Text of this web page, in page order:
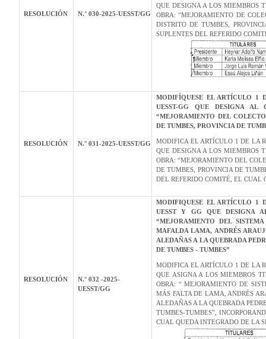
RESOLUCIÓN N.° 030-2025-UESST/GG
QUE DESIGNA A LOS MIEMBROS
OBRA: “MEJORAMIENTO DE
DISTRITO DE TUMBES,
SUPLENTES DEL REFERIDO
RESOLUCIÓN N.° 031-2025-UESST/GG
MODIFÍQUESE EL ARTÍCULO 1
UESST-GG QUE DESIGNA
“MEJORAMIENTO DEL
DE TUMBES, PROVINCIA DE
MODIFICA EL ARTÍCULO 1 DE LA
QUE DESIGNA A LOS MIEMBROS
OBRA: “MEJORAMIENTO DEL
DE TUMBES, PROVINCIA DE
DEL REFERIDO COMITÉ, EL CUAL
RESOLUCIÓN N.° 032 -2025-
UESST/GG
MODIFIQUESE EL ARTÍCULO 1
UESST Y GG QUE DESIGNA
“MEJORAMIENTO DEL
MAFALDA LAMA, ANDRÉS
ALEDAÑAS A LA QUEBRADA
DE TUMBES - TUMBES”
MODIFICA EL ARTÍCULO 1 DE LA
QUE ASIGNA A LOS MIEMBROS
OBRA: “ MEJORAMIENTO DE
MÁS FALTA DE LAMA, ANDRÉS
ALEDAÑAS A LA QUEBRADA
TUMBES-TUMBES”,
CUAL QUEDA INTEGRADO DE LA